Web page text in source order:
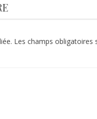
Les champs obligatoires